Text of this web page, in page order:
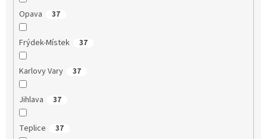
Opava 37
Frýdek-Místek 37
Karlovy Vary 37
Jihlava 37
Teplice 37